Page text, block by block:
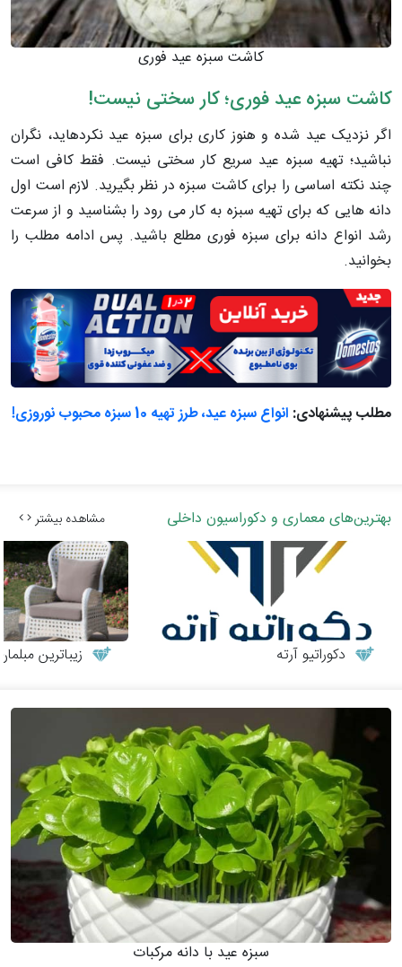
کاشت سبزه عید فوری
کاشت سبزه عید فوری؛ کار سختی نیست!
اگر نزدیک عید شده و هنوز کاری برای سبزه عید نکرده­اید، نگران
نباشید؛ تهیه سبزه عید سریع کار سختی نیست. فقط کافی است
چند نکته اساسی را برای کاشت سبزه در نظر بگیرید. لازم است اول
دانه­ هایی که برای تهیه سبزه به کار می­ رود را بشناسید و از سرعت
رشد انواع دانه برای سبزه فوری مطلع باشید. پس ادامه مطلب را
بخوانید.
مطلب پیشنهادی: انواع سبزه عید، طرز تهیه 10 سبزه محبوب نوروزی!
بهترین‌های معماری و دکوراسیون داخلی مشاهده بیشتر
دکوراتیو آرته زیباترین
سبزه عید با دانه مرکبات